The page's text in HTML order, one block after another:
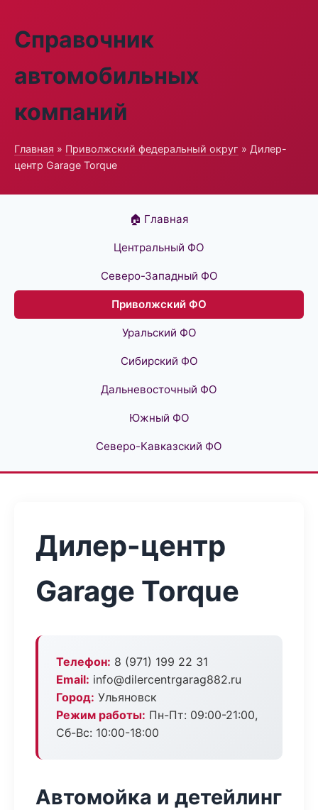
Справочник
автомобильных
компаний
Главная » Приволжский федеральный округ » Дилер-
центр Garage Torque
🏠 Главная
Центральный ФО
Северо-Западный ФО
Приволжский ФО
Уральский ФО
Сибирский ФО
Дальневосточный ФО
Южный ФО
Северо-Кавказский ФО
Дилер-центр
Garage Torque
Телефон: 8 (971) 199 22 31
Email: info@dilercentrgarag882.ru
Город: Ульяновск
Режим работы: Пн-Пт: 09:00-21:00,
Сб-Вс: 10:00-18:00
Автомойка и детейлинг